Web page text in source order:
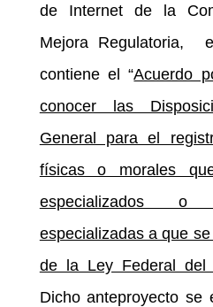
de Internet de la
Mejora Regulatoria,
contiene el “Acuerdo
conocer las
General para el
físicas o morales
especializados o
especializadas a que
de la Ley Federal del
Dicho anteproyecto se